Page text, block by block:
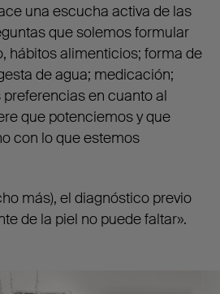
una escucha activa de las
que solemos formular
hábitos alimenticios; forma de
de agua; medicación;
en cuanto al
que potenciemos y que
con lo que estemos
más), el diagnóstico previo
de la piel no puede faltar».